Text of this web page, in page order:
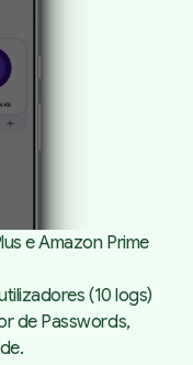
e Amazon Prime
(10logs)
de Passwords,